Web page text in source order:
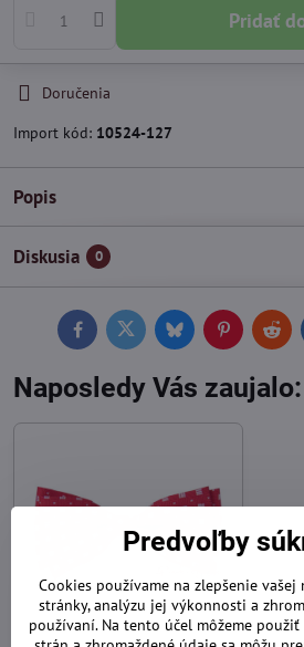
Pridať
Doručenia
Import kód: 10524-127
Popis
Diskusia 0
FacebookTwitterBlueskyPinterest
Naposledy Vás zaujalo:
Predvoľby
Cookies používame na zlepšenie
stránky, analýzu jej výkonnosti a
používaní. Na tento účel môžeme